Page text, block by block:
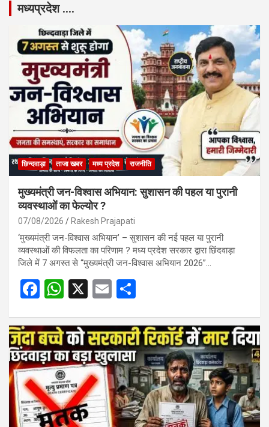
मध्यप्रदेश ….
छिन्दवाड़ा ताजा खबर मध्य प्रदेश राजनीति
मुख्यमंत्री जन-विश्वास अभियान: सुशासन की पहल या पुरानी
व्यवस्थाओं का फेल्योर ?
07/08/2026 Rakesh Prajapati
‘मुख्यमंत्री जन-विश्वास अभियान’ – सुशासन की नई पहल या पुरानी
व्यवस्थाओं की विफलता का परिणाम ? मध्य प्रदेश सरकार द्वारा छिंदवाड़ा
जिले में 7 अगस्त से “मुख्यमंत्री जन-विश्वास अभियान 2026”…
F
ce
b
o
o
k
W
at
s
A
p
p
X
E
ail ar
e